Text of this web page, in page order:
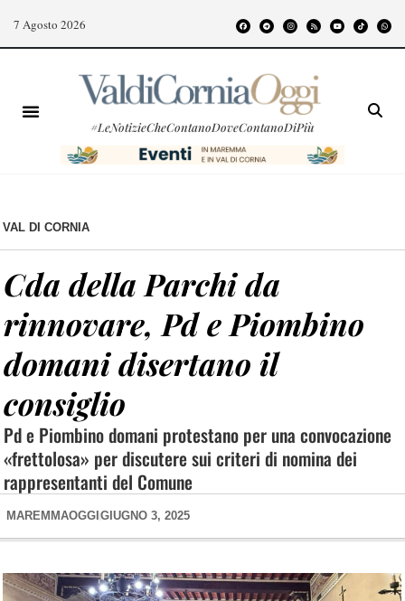
7 Agosto 2026
#LeNotizieCheContanoDoveContanoDiPiù
VAL DI CORNIA
Cda della Parchi da
rinnovare, Pd e Piombino
domani disertano il
consiglio
Pd e Piombino domani protestano per una convocazione
«frettolosa» per discutere sui criteri di nomina dei
rappresentanti del Comune
MAREMMAOGGI GIUGNO 3, 2025